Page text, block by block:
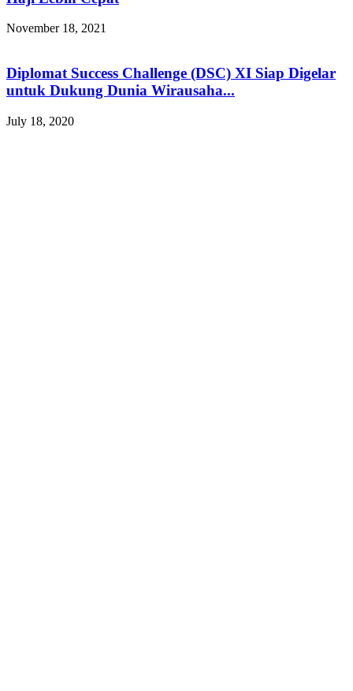
November 18, 2021
Diplomat Success Challenge (DSC) XI Siap Digelar
untuk Dukung Dunia Wirausaha...
July 18, 2020